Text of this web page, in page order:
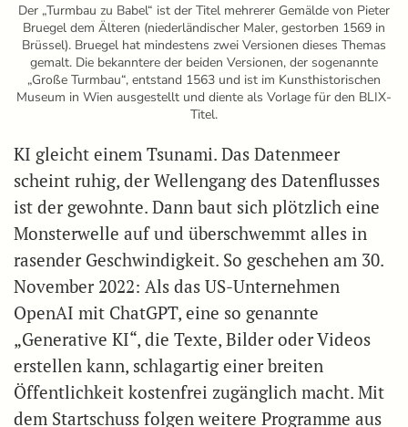
Der „Turmbau zu Babel“ ist der Titel mehrerer Gemälde von Pieter
Bruegel dem Älteren (niederländischer Maler, gestorben 1569 in
Brüssel). Bruegel hat mindestens zwei Versionen dieses Themas
gemalt. Die bekanntere der beiden Versionen, der sogenannte
„Große Turmbau“, entstand 1563 und ist im Kunsthistorischen
Museum in Wien ausgestellt und diente als Vorlage für den BLIX-
Titel.
KI gleicht einem Tsunami. Das Datenmeer
scheint ruhig, der Wellengang des Datenflusses
ist der gewohnte. Dann baut sich plötzlich eine
Monsterwelle auf und überschwemmt alles in
rasender Geschwindigkeit. So geschehen am 30.
November 2022: Als das US-Unternehmen
OpenAI mit ChatGPT, eine so genannte
„Generative KI“, die Texte, Bilder oder Videos
erstellen kann, schlagartig einer breiten
Öffentlichkeit kostenfrei zugänglich macht. Mit
dem Startschuss folgen weitere Programme aus